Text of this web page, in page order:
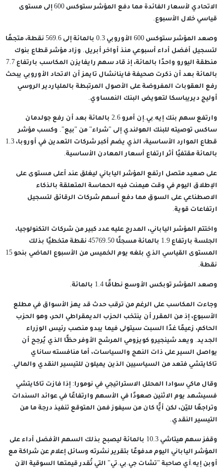
الاتحادي لأسعار الفائدة مما دفع المؤشر ستوكس 600 إلى مستوى
قياسي خلال الأسبوع.
وصعد المؤشر ستوكس 600 الأوروبي 0.3 بالمائة إلى 569.6 نقطة، متجهًا
لتسجيل أفضل أداء أسبوعي منذ أواخر أبريل. وزاد مؤشر قطاع بنوك
منطقة اليورو واحدًا بالمائة، إذ قاد سهم رايفايزن المكاسب بارتفاع 7.7
بالمائة بعد أن ذكرت صحيفة فاينانشال تايمز أن الاتحاد الأوروبي يبحث
رفع العقوبات المفروضة على الأصول المرتبطة بالملياردير الروسي
أوليج ديريباسكا لتعويض البنك النمساوي.
وارتفع سهم بنك إيه.بي.إن أمرو 2.6 بالمائة بعد أن رفع جولدمان
ساكس توصيته للبنك الهولندي إلى "شراء" من "بيع". وكسب مؤشر
قطاع الموارد الأساسية، الذي يضم أكبر شركات التعدين في أوروبا، 1.3
بالمائة مقتفيًا أثر ارتفاع أسعار المعادن الأساسية.
على صعيد متصل ارتفع المؤشر الياباني ليغلق عند أعلى مستوى على
الإطلاق اليوم في وقت هيمنت فيه الحماسة المتعلقة بالذكاء
الاصطناعي على السوق مما دفع أسهم شركات الرقائق لتسجيل
ارتفاعات قوية.
واختتم المؤشر الياباني، المدرج عليه عدد كبير من شركات التكنولوجيا،
الجلسة بارتفاع 1.9 بالمائة مسجلًا 45769.50 نقطة متخطيًا بذلك
المستوى القياسي الذي بلغه يوم الخميس من الأسبوع الماضي بنحو 15
نقطة.
وصعد المؤشر توبكس الأوسع نطاقًا 1.4 بالمائة.
وجاءت المكاسب على الرغم من ترقب حدث قد يهز الأسواق في مطلع
الأسبوع، إذ من المقرر أن ينتخب الحزب الديمقراطي الحر، وهو الحزب
الحاكم، زعيمًا غدًا السبت سيتولى فيما يبدو منصب رئيس الوزراء
الجديد. ويعد شينجيرو كويزومي المرشح الأوفر حظًّا الذي يُرجح أن
يواصل السير على ذات النهج والسياسات، أما منافسته ساناي
تاكايتشي فتعد من السياسيين الذين يميلون للتيسير النقدي والمالي.
وقال ماكي سوادا المحلل الاستراتيجي في نومورا: إذا فازت تاكايتشي
فسيشهد يوم الاثنين صعودًا في الأسهم وارتفاعًا في عوائد السندات
وتراجعًا لليّن، لكن أيًّا كان من سيفوز فمن المتوقع تنفيذ درجة ما من
التيسير النقدي.
وقفز سهم هيتاشي 10.3 بالمائة ليصبح بذلك السهم الأفضل أداء على
المؤشر الياباني اليوم مدفوعًا بتقرير نشرته وسائل إعلام عن شراكة مع
أوبن إيه.آي صاحبة "تشات جي.بي.تي" التي تُقدر قيمتها السوقية الآن